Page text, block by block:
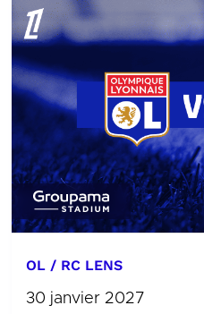
OL / RC LENS
30 janvier 2027